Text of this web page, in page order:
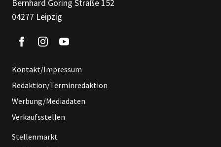
Bernhard Göring Straße 152
04277 Leipzig
Kontakt/Impressum
Redaktion/Terminredaktion
Werbung/Mediadaten
Verkaufsstellen
Stellenmarkt